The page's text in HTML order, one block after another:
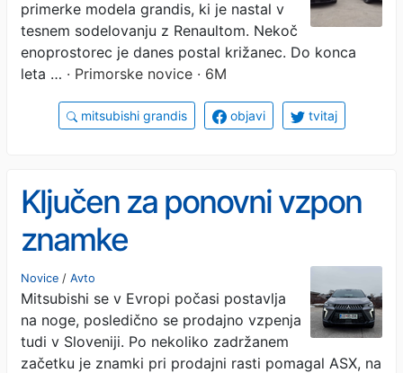
primerke modela grandis, ki je nastal v
tesnem sodelovanju z Renaultom. Nekoč
enoprostorec je danes postal križanec. Do konca
leta … · Primorske novice · 6M
mitsubishi grandis objavi tvitaj
Ključen za ponovni vzpon
znamke
Novice / Avto
Mitsubishi se v Evropi počasi postavlja
na noge, posledično se prodajno vzpenja
tudi v Sloveniji. Po nekoliko zadržanem
začetku je znamki pri prodajni rasti pomagal ASX, na